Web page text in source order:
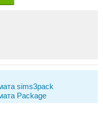
sims3pack
Package